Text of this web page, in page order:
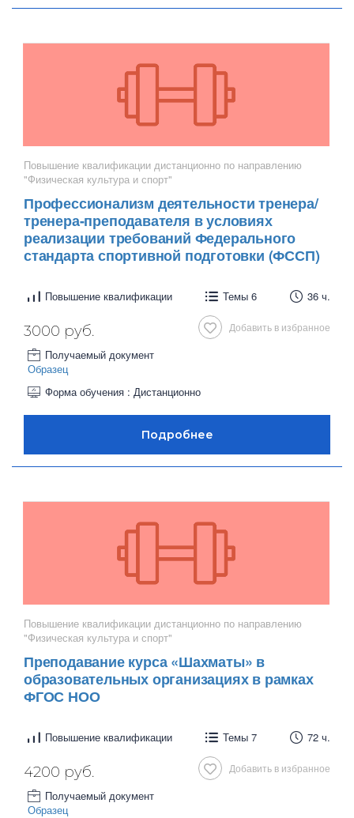
Повышение квалификации дистанционно по направлению
"Физическая культура и спорт"
Профессионализм деятельности тренера/
тренера-преподавателя в условиях
реализации требований Федерального
стандарта спортивной подготовки (ФССП)
Повышение квалификации Темы 6 36 ч.
Добавить в избранное
3000 руб.
Получаемый документ
Образец
Форма обучения : Дистанционно
Повышение квалификации дистанционно по направлению
"Физическая культура и спорт"
Преподавание курса «Шахматы» в
образовательных организациях в рамках
ФГОС НОО
Повышение квалификации Темы 7 72 ч.
Добавить в избранное
4200 руб.
Получаемый документ
Образец